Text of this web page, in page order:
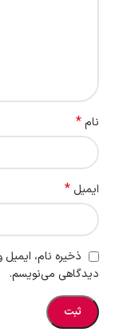
نام*
ایمیل *
ذخیره نام،
دیدگاهی می‌نویسم.